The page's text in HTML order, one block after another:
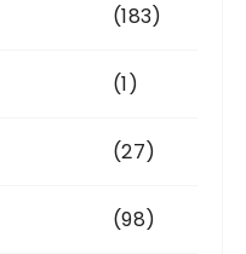
(183)
(1)
(27)
(98)